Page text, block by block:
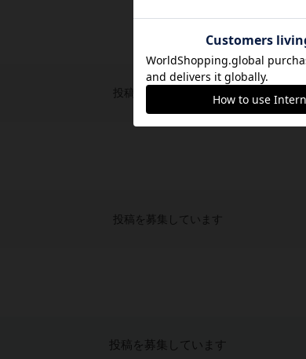
投稿を募集しています
投稿を募集しています
投稿を募集しています